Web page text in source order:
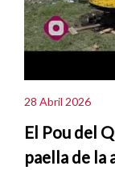
28 Abril 2026
El Pou del
paella de la